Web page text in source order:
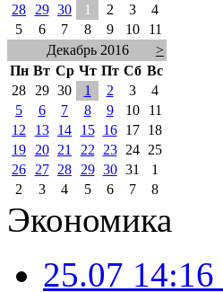
28
29 30 1 2 3
4
5
6 7 8 9 10
11
Декабрь 2016
>
Пн Вт Ср Чт Пт Сб Вс
28
29 30 1 2 3
4
5
6 7 8 9 10
11
12
13 14 15 16 17
18
19
20 21 22 23 24
25
26
27 28 29 30 31
1
2
3 4 5 6 7 8
Экономика
25.07 14:16